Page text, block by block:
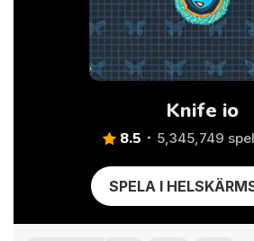
Knife io
8.5 5,345,749
SPELA I